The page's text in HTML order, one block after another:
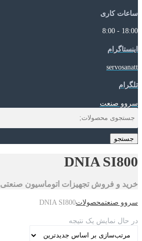
ساعات کاری
18:00 - 8:00
اینستاگرام
servosanatt
تلگرام
سروو صنعت
جستجو
DNIA SI800
خرید و فروش تجهیزات اتوماسیون صنعتی
سروو صنعتمحصولاتDNIA SI800
در حال نمایش یک نتیجه